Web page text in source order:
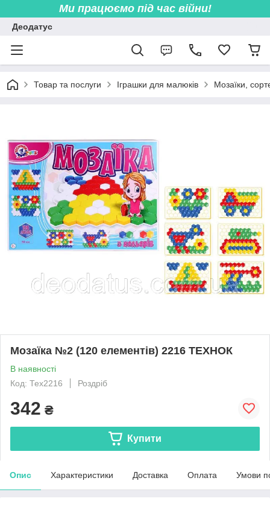
Ми працюємо під час війни!
Деодатус
Товар та послуги Іграшки для малюків Мозаїки,
Мозаїка №2 (120 елементів) 2216 ТЕХНОК
В наявності
Код: Тех2216
Роздріб
342 ₴
Купити
Опис Характеристики Доставка Оплата Умови